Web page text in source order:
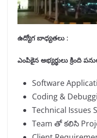
ఉద్యోగ బాధ్యతలు :
ఎంపికైన అభ్యర్థులు క్రింది
Software
Coding &
Technical
Team తో కలిసి